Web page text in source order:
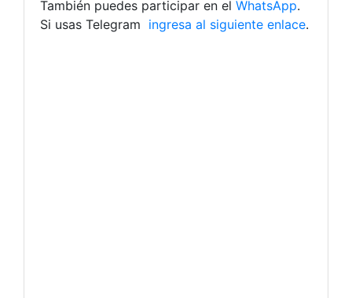
También puedes participar en el WhatsApp.
Si usas Telegram ingresa al siguiente enlace.